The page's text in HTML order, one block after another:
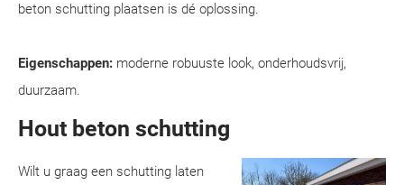
beton schutting plaatsen is dé oplossing.
Eigenschappen: moderne robuuste look, onderhoudsvrij,
duurzaam.
Hout beton schutting
Wilt u graag een schutting laten